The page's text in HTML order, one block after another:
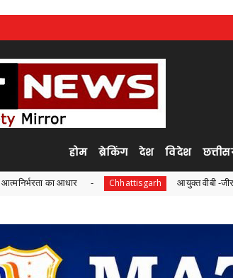
होम ब्रेकिंग देश विदेश
Chhattisgarh आयुक्त वीबी -जीरामजी ने किया ग्रामीण